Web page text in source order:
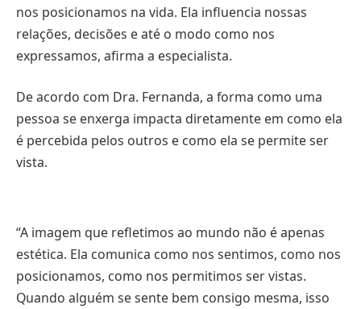
nos posicionamos na vida. Ela influencia nossas
relações, decisões e até o modo como nos
expressamos, afirma a especialista.
De acordo com Dra. Fernanda, a forma como uma
pessoa se enxerga impacta diretamente em como ela
é percebida pelos outros e como ela se permite ser
vista.
“A imagem que refletimos ao mundo não é apenas
estética. Ela comunica como nos sentimos, como nos
posicionamos, como nos permitimos ser vistas.
Quando alguém se sente bem consigo mesma, isso